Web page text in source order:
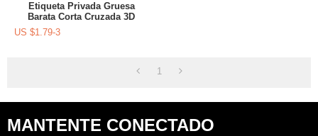
Etiqueta Privada Gruesa
Barata Corta Cruzada 3D
Pestañas Visón Pestañas
Etiqueta Privada Y Embalaje
US $1.79-3
1
MANTENTE CONECTADO